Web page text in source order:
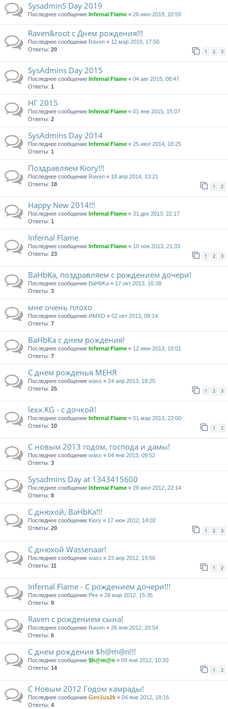
SysadminS Day 2019
Последнее сообщение Infernal Flame « 26 июл 2019, 10:59
Raven&root с Днем рождения!!!
Последнее сообщение Raven « 12 мар 2019, 17:50
Ответы: 20 1 2 3
SysAdmins Day 2015
Последнее сообщение Infernal Flame « 04 авг 2015, 08:47
Ответы: 1
НГ 2015
Последнее сообщение Infernal Flame « 01 янв 2015, 15:07
Ответы: 2
SysAdmins Day 2014
Последнее сообщение Infernal Flame « 25 июл 2014, 18:25
Ответы: 1
Поздравляем Kiory!!!
Последнее сообщение Raven « 18 апр 2014, 13:21
Ответы: 18 1 2
Happy New 2014!!!
Последнее сообщение Infernal Flame « 31 дек 2013, 22:17
Ответы: 1
Infernal Flame
Последнее сообщение Infernal Flame « 10 ноя 2013, 21:33
Ответы: 23 1 2 3
BaHbKa, поздравляем с рождением дочери!
Последнее сообщение BaHbKa « 17 окт 2013, 16:38
Ответы: 3
мне очень плохо
Последнее сообщение ИМХО « 02 окт 2013, 09:14
Ответы: 7
BaHbКа с днем рождения!
Последнее сообщение Infernal Flame « 12 июн 2013, 10:01
Ответы: 7
C днём рожденья МЕНЯ
Последнее сообщение wass « 24 апр 2013, 18:25
Ответы: 25 1 2 3
lexx.KG - с дочкой!
Последнее сообщение Infernal Flame « 01 мар 2013, 22:00
Ответы: 10 1 2
С новым 2013 годом, господа и дамы!
Последнее сообщение wass « 04 янв 2013, 09:52
Ответы: 3
Sysadmins Day at 1343415600
Последнее сообщение Infernal Flame « 28 июл 2012, 22:14
Ответы: 8
С днюхой, BaHbKa!!!
Последнее сообщение Kiory « 17 июн 2012, 14:02
Ответы: 20 1 2 3
С днюхой Wassenaar!
Последнее сообщение wass « 23 апр 2012, 19:56
Ответы: 11 1 2
Infernal Flame - С рождением дочери!!!
Последнее сообщение Pire « 28 мар 2012, 15:35
Ответы: 9
Raven c рождением сына!
Последнее сообщение Raven « 26 янв 2012, 20:54
Ответы: 6
С днем рождения $h@m@n!!!
Последнее сообщение $h@m@n « 09 янв 2012, 10:20
Ответы: 14 1 2
С Новым 2012 Годом камрады!
Последнее сообщение Gen1us2k « 04 янв 2012, 18:16
Ответы: 4